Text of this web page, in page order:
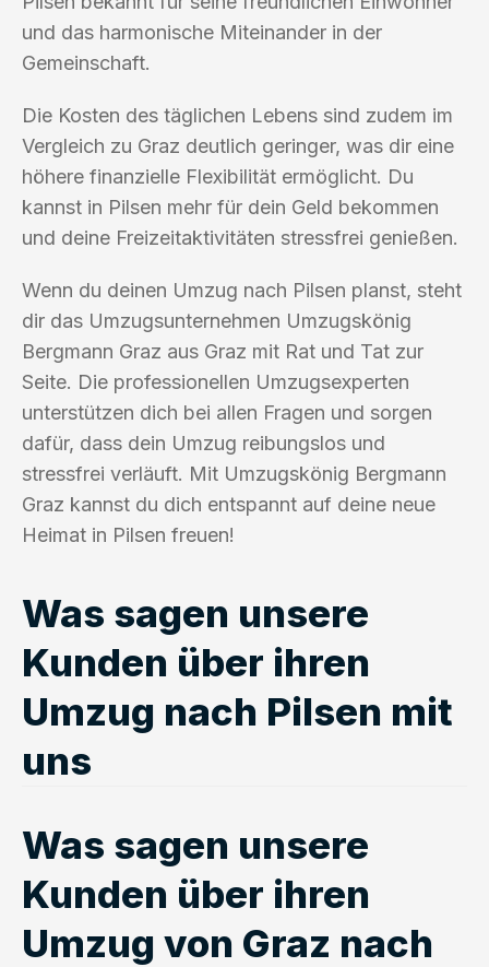
und das harmonische Miteinander in der
Gemeinschaft.
Die Kosten des täglichen Lebens sind zudem im
Vergleich zu Graz deutlich geringer, was dir eine
höhere finanzielle Flexibilität ermöglicht. Du
kannst in Pilsen mehr für dein Geld bekommen
und deine Freizeitaktivitäten stressfrei genießen.
Wenn du deinen Umzug nach Pilsen planst, steht
dir das Umzugsunternehmen Umzugskönig
Bergmann Graz aus Graz mit Rat und Tat zur
Seite. Die professionellen Umzugsexperten
unterstützen dich bei allen Fragen und sorgen
dafür, dass dein Umzug reibungslos und
stressfrei verläuft. Mit Umzugskönig Bergmann
Graz kannst du dich entspannt auf deine neue
Heimat in Pilsen freuen!
Was sagen unsere
Kunden über ihren
Umzug nach Pilsen mit
uns
Was sagen unsere
Kunden über ihren
Umzug von Graz nach